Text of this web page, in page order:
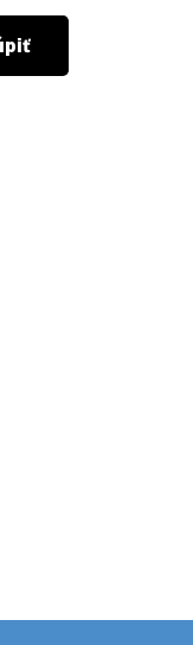
cena
€399.90.